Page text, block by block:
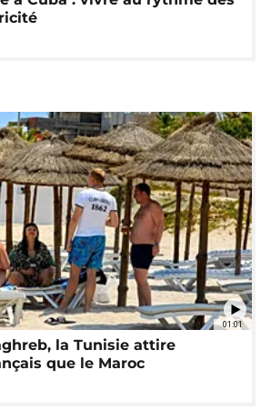
01:01
la Tunisie attire
que le Maroc